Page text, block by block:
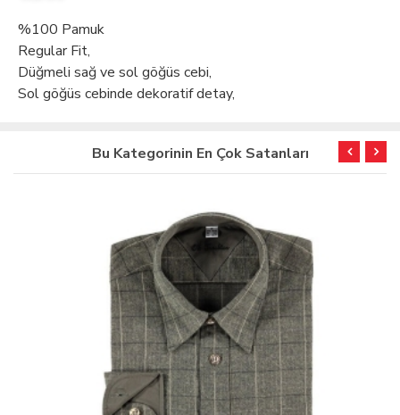
%100 Pamuk
Regular Fit,
Düğmeli sağ ve sol göğüs cebi,
Sol göğüs cebinde dekoratif detay,
Bu Kategorinin En Çok Satanları